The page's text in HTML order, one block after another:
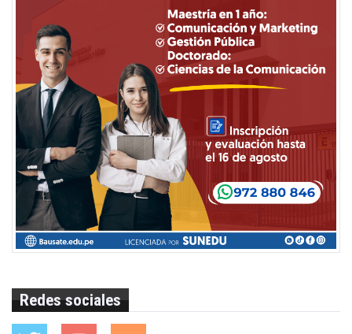
Redes sociales